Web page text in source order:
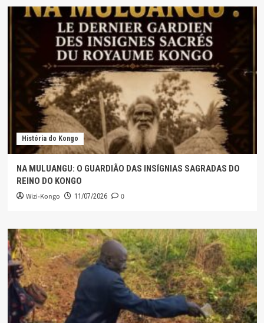
História do Kongo
NA MULUANGU: O GUARDIÃO DAS INSÍGNIAS SAGRADAS DO
REINO DO KONGO
Wizi-Kongo 11/07/2026 0